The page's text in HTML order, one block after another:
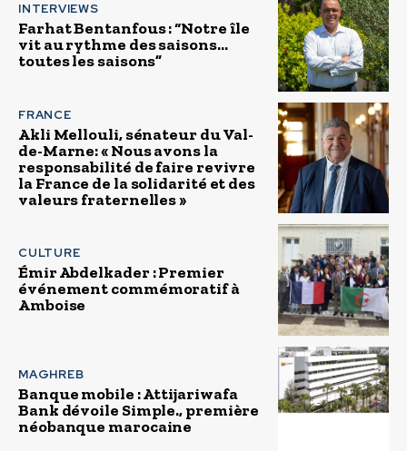
INTERVIEWS
Farhat Bentanfous : “Notre île
vit au rythme des saisons…
toutes les saisons”
FRANCE
Akli Mellouli, sénateur du Val-
de-Marne: « Nous avons la
responsabilité de faire revivre
la France de la solidarité et des
valeurs fraternelles »
CULTURE
Émir Abdelkader : Premier
événement commémoratif à
Amboise
MAGHREB
Banque mobile : Attijariwafa
Bank dévoile Simple., première
néobanque marocaine